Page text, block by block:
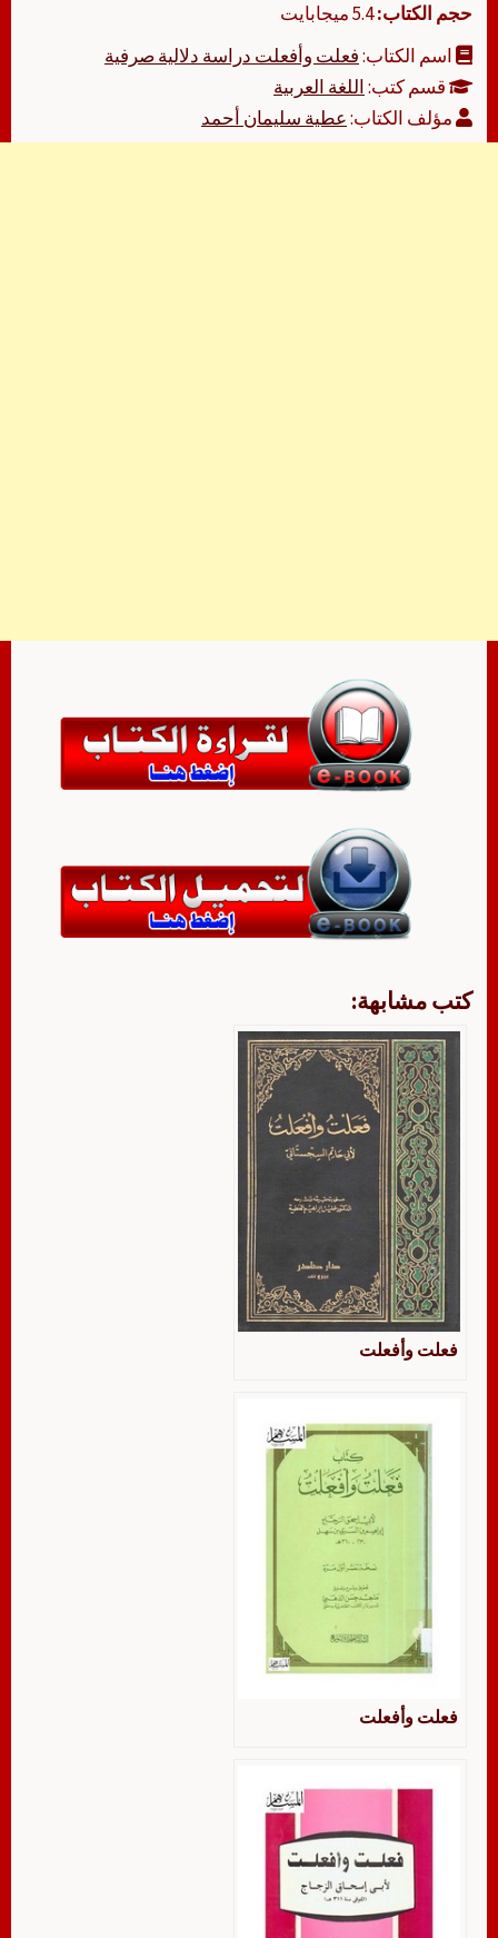
حجم الكتاب:5.4 ميجابايت
اسم الكتاب:فعلت وأفعلت دراسة دلالية صرفية
قسم كتب:اللغة العربية
مؤلف الكتاب:عطية سليمان أحمد
كتب مشابهة:
فعلت وأفعلت
فعلت وأفعلت